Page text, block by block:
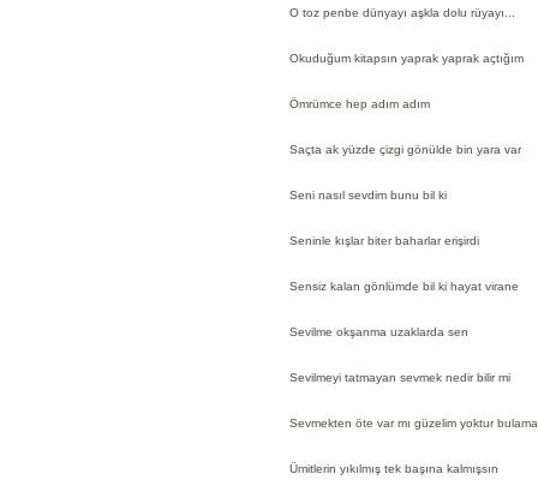
O toz penbe dünyayı aşkla dolu rüyayı...
Okuduğum kitapsın yaprak yaprak açtığım
Ömrümce hep adım adım
Saçta ak yüzde çizgi gönülde bin yara var
Seni nasıl sevdim bunu bil ki
Seninle kışlar biter baharlar erişirdi
Sensiz kalan gönlümde bil ki hayat virane
Sevilme okşanma uzaklarda sen
Sevilmeyi tatmayan sevmek nedir bilir mi
Sevmekten öte var mı güzelim yoktur
Ümitlerin yıkılmış tek başına kalmışsın